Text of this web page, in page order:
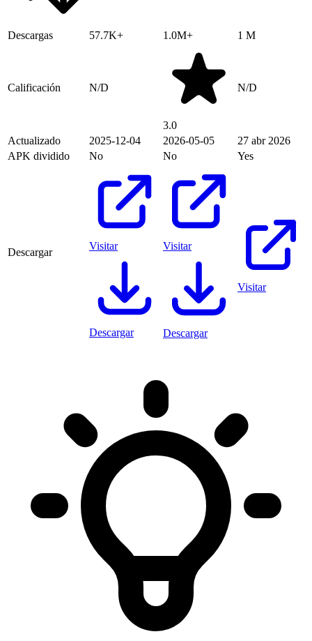
Descargas 57.7K+ 1.0M+ 1 M
Calificación N/D
3.0
N/D
Actualizado 2025-12-04 2026-05-05
27 abr 2026
APK dividido
No No Yes
Descargar
Visitar
Descargar
Visitar
Descargar
Visitar